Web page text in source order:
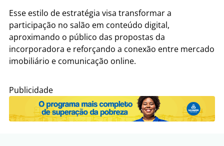
Esse estilo de estratégia visa transformar a
participação no salão em conteúdo digital,
aproximando o público das propostas da
incorporadora e reforçando a conexão entre mercado
imobiliário e comunicação online.
Publicidade